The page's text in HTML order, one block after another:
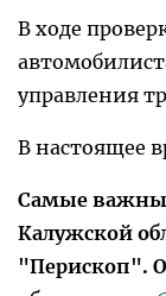
В ходе
управления
В настоящее
Самые
Калужской
"Перископ".